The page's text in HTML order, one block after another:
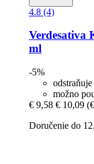
4.8 (4)
Verdesativa
ml
-5%
možno
€ 9,58 € 10,09
Doručenie do